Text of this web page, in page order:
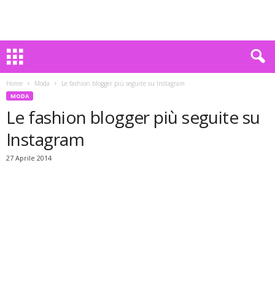
Home Moda Le fashion blogger più seguite su Instagram
MODA
Le fashion blogger più seguite su
Instagram
27 Aprile 2014